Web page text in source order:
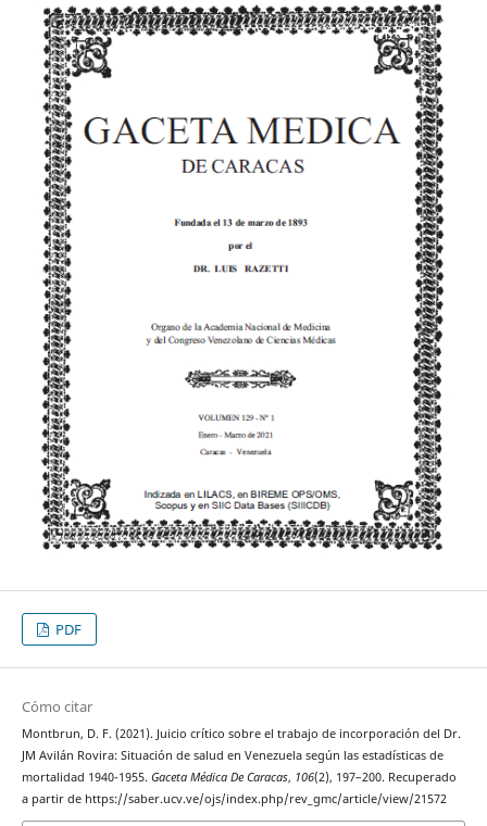
PDF
Cómo citar
Montbrun, D. F. (2021). Juicio crítico sobre el trabajo de incorporación del Dr.
JM Avilán Rovira: Situación de salud en Venezuela según las estadísticas de
mortalidad 1940-1955. Gaceta Médica De Caracas, 106(2), 197–200. Recuperado
a partir de https://saber.ucv.ve/ojs/index.php/rev_gmc/article/view/21572